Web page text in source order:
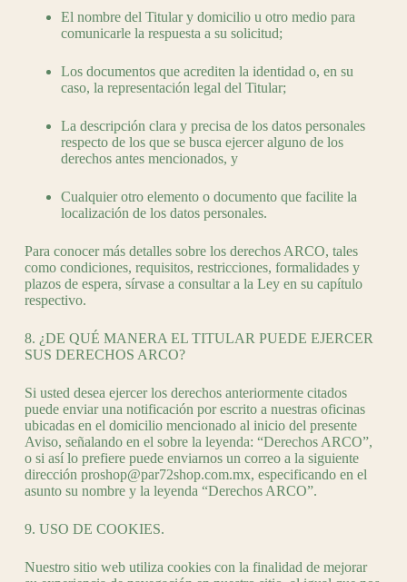
El nombre del Titular y domicilio u otro medio para
comunicarle la respuesta a su solicitud;
Los documentos que acrediten la identidad o, en su
caso, la representación legal del Titular;
La descripción clara y precisa de los datos personales
respecto de los que se busca ejercer alguno de los
derechos antes mencionados, y
Cualquier otro elemento o documento que facilite la
localización de los datos personales.
Para conocer más detalles sobre los derechos ARCO, tales
como condiciones, requisitos, restricciones, formalidades y
plazos de espera, sírvase a consultar a la Ley en su capítulo
respectivo.
8. ¿DE QUÉ MANERA EL TITULAR PUEDE EJERCER
SUS DERECHOS ARCO?
Si usted desea ejercer los derechos anteriormente citados
puede enviar una notificación por escrito a nuestras oficinas
ubicadas en el domicilio mencionado al inicio del presente
Aviso, señalando en el sobre la leyenda: “Derechos ARCO”,
o si así lo prefiere puede enviarnos un correo a la siguiente
dirección proshop@par72shop.com.mx, especificando en el
asunto su nombre y la leyenda “Derechos ARCO”.
9. USO DE COOKIES.
Nuestro sitio web utiliza cookies con la finalidad de mejorar